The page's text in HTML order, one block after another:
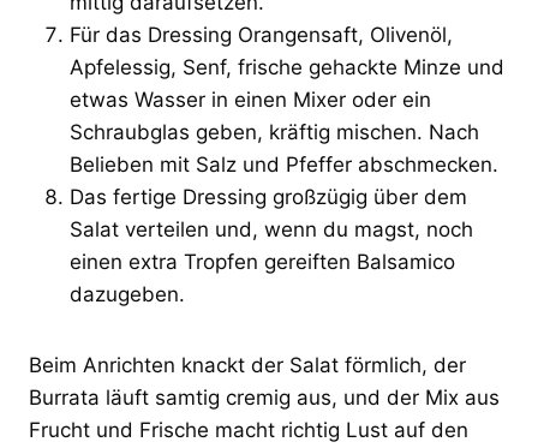
Für das Dressing Orangensaft, Olivenöl,
Apfelessig, Senf, frische gehackte Minze und
etwas Wasser in einen Mixer oder ein
Schraubglas geben, kräftig mischen. Nach
Belieben mit Salz und Pfeffer abschmecken.
Das fertige Dressing großzügig über dem
Salat verteilen und, wenn du magst, noch
einen extra Tropfen gereiften Balsamico
dazugeben.
Beim Anrichten knackt der Salat förmlich, der
Burrata läuft samtig cremig aus, und der Mix aus
Frucht und Frische macht richtig Lust auf den